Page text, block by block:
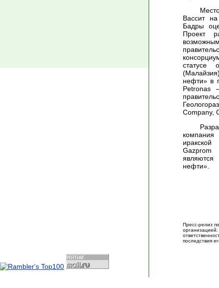
Вассит
Бадры
Проект
статусе
нефти» в
Petronas
Company,
нефти».
Пресс-релиз
последствия